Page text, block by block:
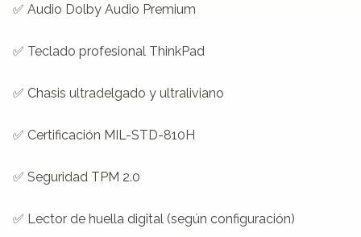
✅ Audio Dolby Audio Premium
✅ Teclado profesional ThinkPad
✅ Chasis ultradelgado y ultraliviano
✅ Certificación MIL-STD-810H
✅ Seguridad TPM 2.0
✅ Lector de huella digital (según configuración)